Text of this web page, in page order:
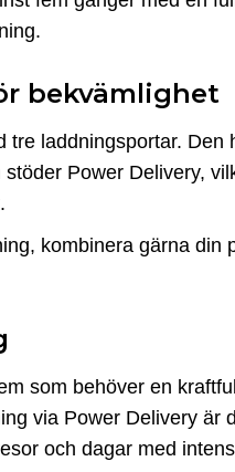
bekvämlighet
tre laddningsportar.
Power Delivery,
kombinera gärna din
som behöver en
via Power Delivery
och dagar med